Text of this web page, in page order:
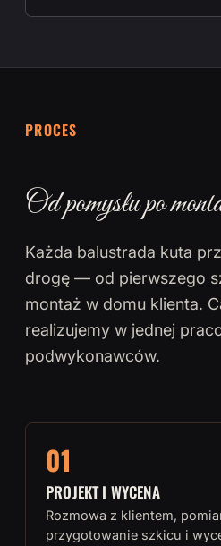
PROCES
Od pomysłu po
Każda balustrada kuta
drogę — od pierwszego
montaż w domu klienta.
realizujemy w jednej
podwykonawców.
01
PROJEKT I WYCENA
Rozmowa z klientem,
przygotowanie szkicu i